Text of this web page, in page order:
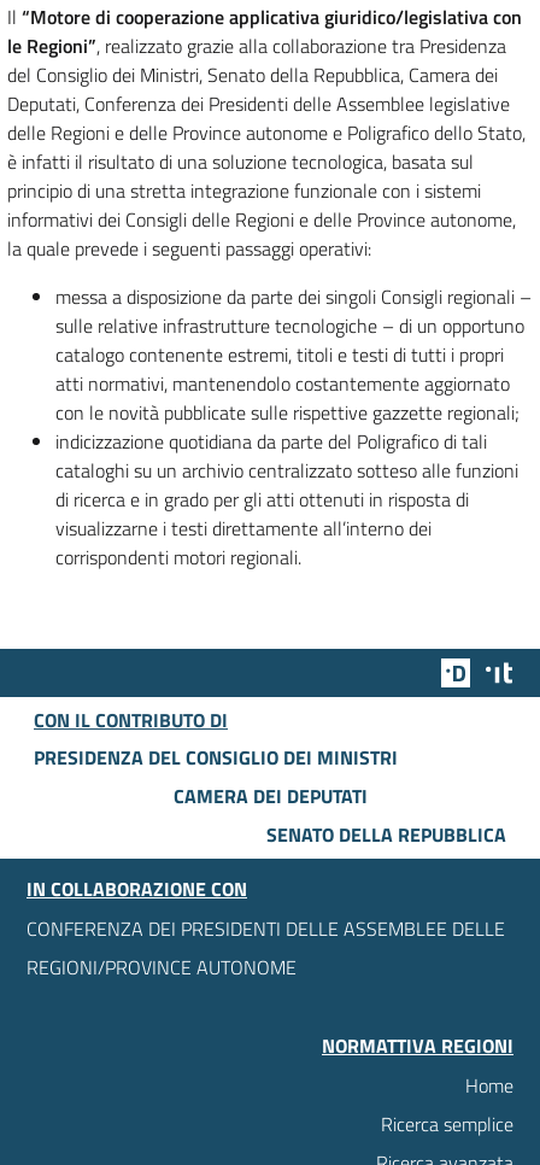
Il “Motore di cooperazione applicativa giuridico/legislativa con
le Regioni”, realizzato grazie alla collaborazione tra Presidenza
del Consiglio dei Ministri, Senato della Repubblica, Camera dei
Deputati, Conferenza dei Presidenti delle Assemblee legislative
delle Regioni e delle Province autonome e Poligrafico dello Stato,
è infatti il risultato di una soluzione tecnologica, basata sul
principio di una stretta integrazione funzionale con i sistemi
informativi dei Consigli delle Regioni e delle Province autonome,
la quale prevede i seguenti passaggi operativi:
messa a disposizione da parte dei singoli Consigli regionali –
sulle relative infrastrutture tecnologiche – di un opportuno
catalogo contenente estremi, titoli e testi di tutti i propri
atti normativi, mantenendolo costantemente aggiornato
con le novità pubblicate sulle rispettive gazzette regionali;
indicizzazione quotidiana da parte del Poligrafico di tali
cataloghi su un archivio centralizzato sotteso alle funzioni
di ricerca e in grado per gli atti ottenuti in risposta di
visualizzarne i testi direttamente all’interno dei
corrispondenti motori regionali.
Team
CON IL CONTRIBUTO DI
PRESIDENZA DEL CONSIGLIO DEI MINISTRI
CAMERA DEI DEPUTATI
SENATO DELLA REPUBBLICA
IN COLLABORAZIONE CON
CONFERENZA DEI PRESIDENTI DELLE ASSEMBLEE DELLE
REGIONI/PROVINCE AUTONOME
NORMATTIVA REGIONI
Home
Ricerca semplice